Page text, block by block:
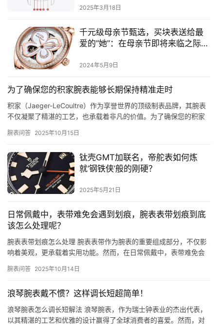
2025年3月18日
千元级母亲节甄选，买块表送给最
爱的“她”：在母亲节即将来临之际，
礼。
2024年5月9日
为了确保您的积家腕表能够长期保持精准走时
积家（Jaeger-LeCoultre）作为享誉世界的顶级制表品牌，其腕表
不仅凝聚了精湛的工艺，也承载着非凡的价值。为了确保您的积家
腕表问答 2025年10月15日
钛壳GMT加联名，帝舵表如何炼
就‘钢铁侠’般的刚硬？
2025年5月21日
日常佩戴中，表带难免会遇到划痕，腕表表带划痕到底
该怎么处理呢？
腕表表带划痕怎么处理 腕表表带作为腕表的重要组成部分，不仅影
响着美观，更承载着实用功能。然而，在日常佩戴中，表带难免会
类…
腕表问答 2025年10月14日
浪琴腕表戴不惯？这样调长短超简单！
浪琴腕表怎么调长短解法 浪琴腕表，作为瑞士钟表业的杰出代表，
以其精湛的工艺和优雅的设计赢得了全球消费者的喜爱。然而，对